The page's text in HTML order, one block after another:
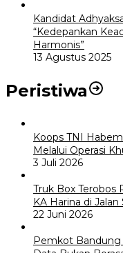
Kandidat
“Kedepankan
Harmonis”
13 Agustus 2025
Peristiwa
Koops TNI
Melalui Operasi
3 Juli 2026
Truk Box Terobos
KA Harina di
22 Juni 2026
Pemkot Bandung